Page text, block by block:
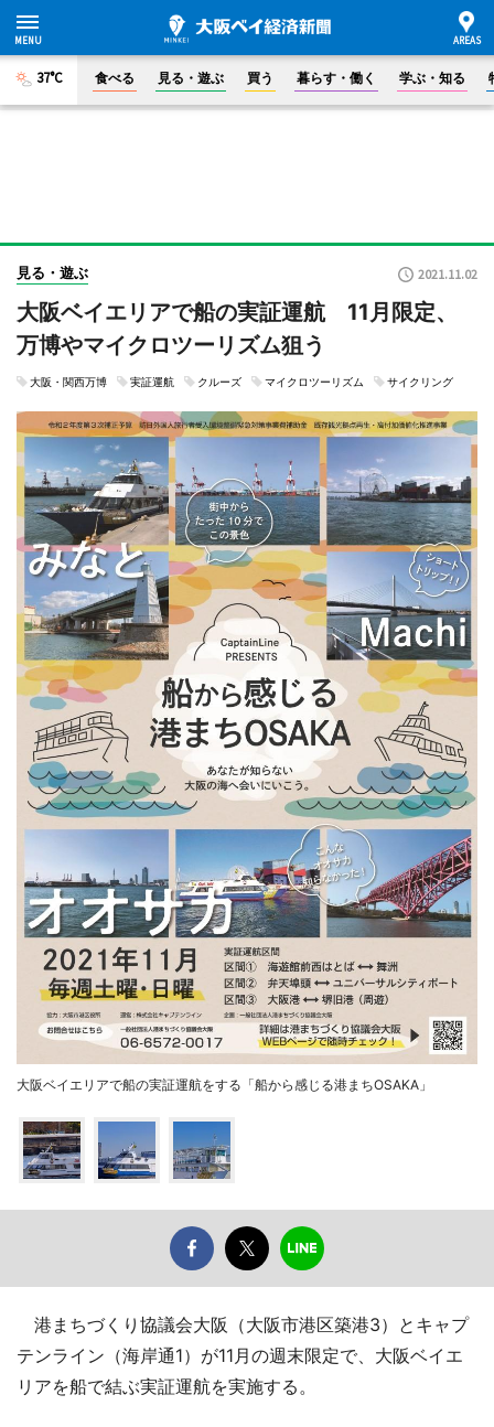
37°C 食べる 見る・遊ぶ 買う 暮らす・働く 学ぶ・知る
見る・遊ぶ 2021.11.02
大阪ベイエリアで船の実証運航 11月限定、
万博やマイクロツーリズム狙う
大阪・関西万博 実証運航 クルーズ マイクロツーリズム サイクリング
大阪ベイエリアで船の実証運航をする「船から感じる港まちOSAKA」
港まちづくり協議会大阪（大阪市港区築港3）とキャプ
テンライン（海岸通1）が11月の週末限定で、大阪ベイエ
リアを船で結ぶ実証運航を実施する。